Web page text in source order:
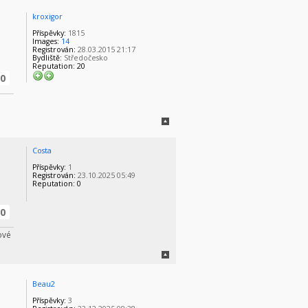
0
kroxigor
Příspěvky: 1815
Images: 14
Registrován: 28.03.2015 21:17
Bydliště: Středočesko
Reputation: 20
0
Costa
Příspěvky: 1
Registrován: 23.10.2025 05:49
Reputation: 0
Beau2
Příspěvky: 3